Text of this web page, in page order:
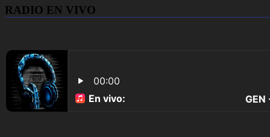
RADIO EN VIVO